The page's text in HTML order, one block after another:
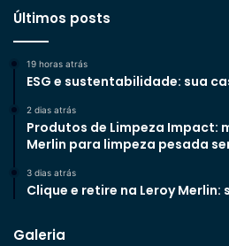
Últimos posts
19 horas atrás
ESG e sustentabilidade: sua
2 dias atrás
Produtos de Limpeza Impact:
Merlin para limpeza pesada
3 dias atrás
Clique e retire na Leroy
Galeria